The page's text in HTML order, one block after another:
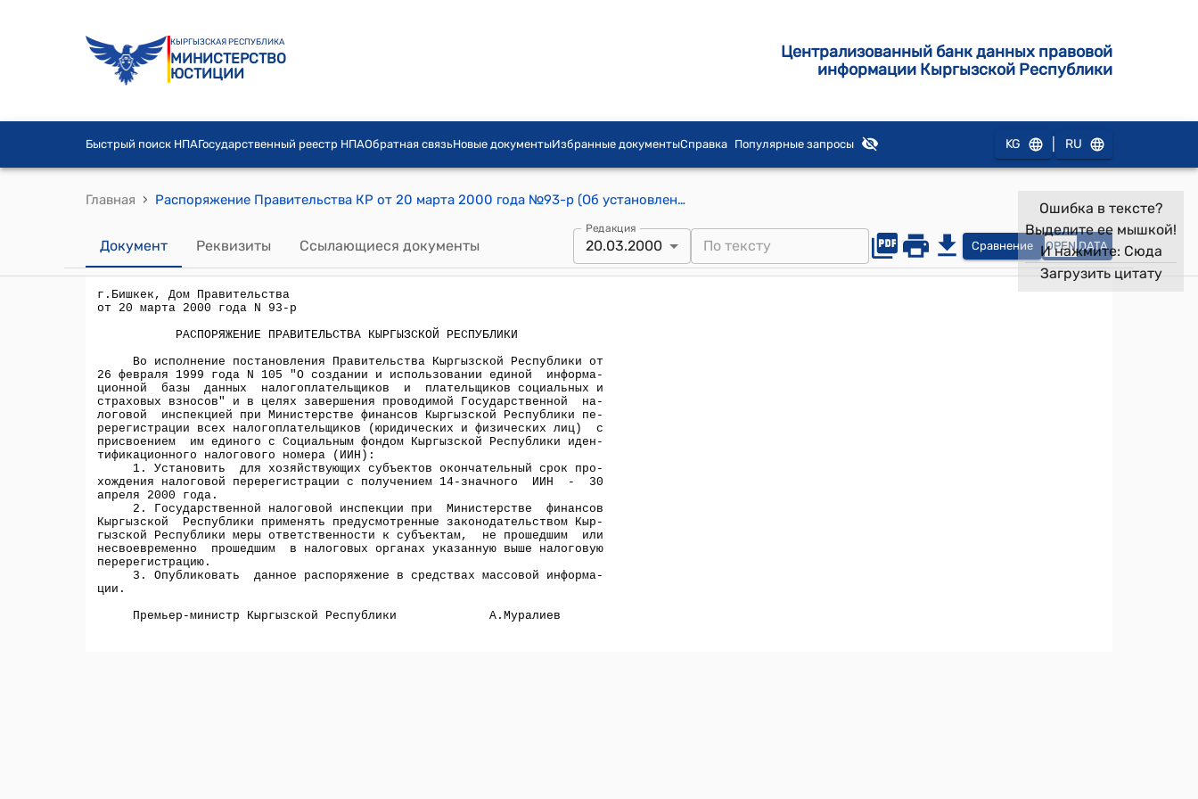
КЫРГЫЗСКАЯ РЕСПУБЛИКА
МИНИСТЕРСТВО
ЮСТИЦИИ
Централизованный банк данных правовой
информации Кыргызской Республики
Быстрый поиск НПАГосударственный реестр НПАОбратная связьНовые документыИзбранные документыСправка Популярные запросы KG RU
Главная › Распоряжение Правительства КР от 20 марта 2000 года №93-р (Об установлении для хозяйствующих субъектов срока прохождения налоговой перерегистрации с получением 14-значного ИИН)
Документ Реквизиты Ссылающиеся документы
Редакция
20.03.2000 Сравнение OPEN DATA
Ошибка в тексте?
Выделите ее мышкой!
И нажмите: Сюда
Загрузить цитату